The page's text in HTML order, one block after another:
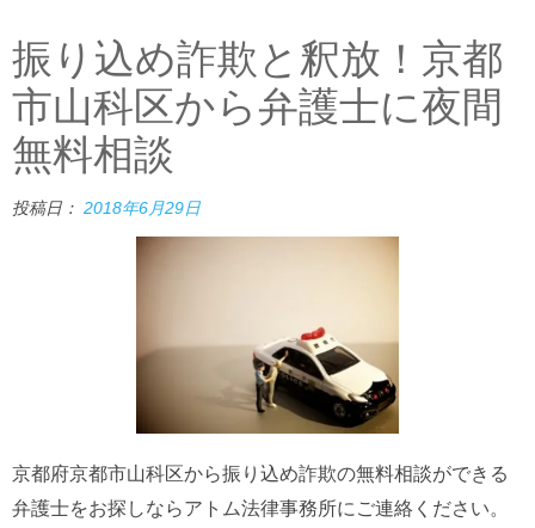
振り込め詐欺と釈放！京都
市山科区から弁護士に夜間
無料相談
投稿日： 2018年6月29日
京都府京都市山科区から振り込め詐欺の無料相談ができる
弁護士をお探しならアトム法律事務所にご連絡ください。